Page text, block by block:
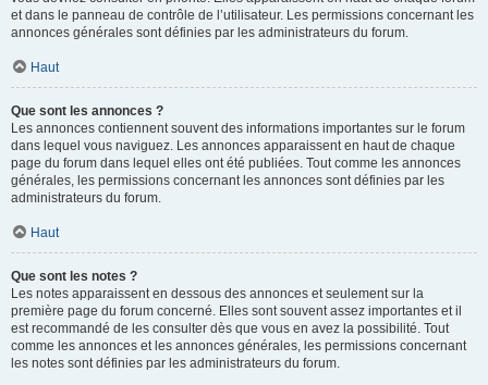
et dans le panneau de contrôle de l’utilisateur. Les permissions concernant les
annonces générales sont définies par les administrateurs du forum.
Haut
Que sont les annonces ?
Les annonces contiennent souvent des informations importantes sur le forum
dans lequel vous naviguez. Les annonces apparaissent en haut de chaque
page du forum dans lequel elles ont été publiées. Tout comme les annonces
générales, les permissions concernant les annonces sont définies par les
administrateurs du forum.
Haut
Que sont les notes ?
Les notes apparaissent en dessous des annonces et seulement sur la
première page du forum concerné. Elles sont souvent assez importantes et il
est recommandé de les consulter dès que vous en avez la possibilité. Tout
comme les annonces et les annonces générales, les permissions concernant
les notes sont définies par les administrateurs du forum.